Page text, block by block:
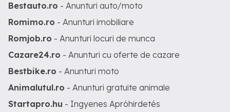
Bestauto.ro - Anunturi auto/moto
Romimo.ro - Anunturi imobiliare
Romjob.ro - Anunturi locuri de munca
Cazare24.ro - Anunturi cu oferte de cazare
Bestbike.ro - Anunturi moto
Animalutul.ro - Anunturi gratuite animale
Startapro.hu - Ingyenes Apróhirdetés